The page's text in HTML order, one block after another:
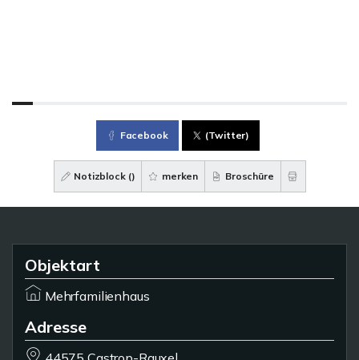
Facebook (Twitter)
Notizblock () merken Broschüre
Objektart
Mehrfamilienhaus
Adresse